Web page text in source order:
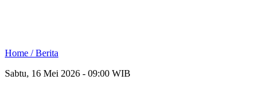
Home /Berita
Sabtu, 16 Mei 2026 - 09:00 WIB